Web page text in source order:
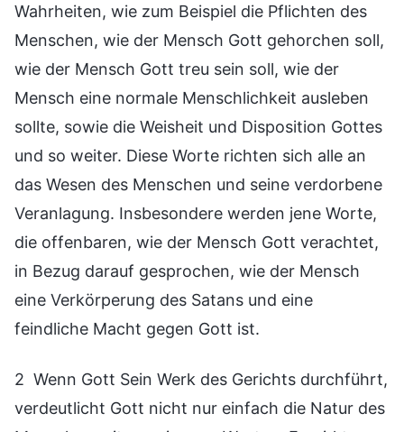
Wahrheiten, wie zum Beispiel die Pflichten des
Menschen, wie der Mensch Gott gehorchen soll,
wie der Mensch Gott treu sein soll, wie der
Mensch eine normale Menschlichkeit ausleben
sollte, sowie die Weisheit und Disposition Gottes
und so weiter. Diese Worte richten sich alle an
das Wesen des Menschen und seine verdorbene
Veranlagung. Insbesondere werden jene Worte,
die offenbaren, wie der Mensch Gott verachtet,
in Bezug darauf gesprochen, wie der Mensch
eine Verkörperung des Satans und eine
feindliche Macht gegen Gott ist.
2 Wenn Gott Sein Werk des Gerichts durchführt,
verdeutlicht Gott nicht nur einfach die Natur des